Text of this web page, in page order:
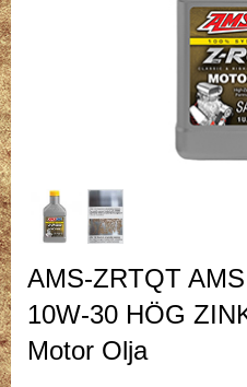
AMS-ZRTQT
10W-30 HÖG
Motor Olja